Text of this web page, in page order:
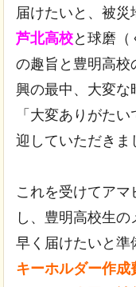
届けたいと、被
芦北高校と球磨（
の趣旨と豊明高校
興の最中、大変な
「大変ありがた
迎していただきま
これを受けてア
し、豊明高校生
早く届けたいと準
キーホルダー作